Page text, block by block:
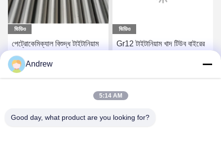
ভিডিও
পেট্রোকেমিক্যাল বিশুদ্ধ টাইটানিয়াম
টিউব গোলাকার উচ্চ ক্ষয় প্রতিরোধ
ASTM B338
ভিডিও
Gr12 টাইটানিয়াম খাদ টিউব বাইরের
Andrew
5:14 AM
Good day, what product are you looking for?